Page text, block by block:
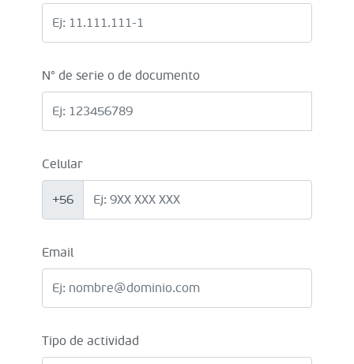
N° de serie o de documento
Celular
+56
Email
Tipo de actividad